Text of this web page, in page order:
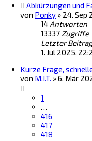
Abkürzungen und
von Ponky » 24. Sep
14 Antworten
13337 Zugriffe
Letzter
1. Jul 2025,
Kurze Frage,
von M.I.T. »6. Mär
1
…
416
417
418